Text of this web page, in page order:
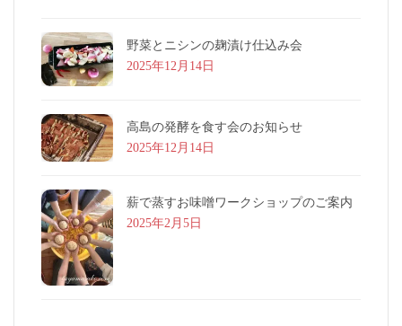
野菜とニシンの麹漬け仕込み会
2025年12月14日
高島の発酵を食す会のお知らせ
2025年12月14日
薪で蒸すお味噌ワークショップのご案内
2025年2月5日